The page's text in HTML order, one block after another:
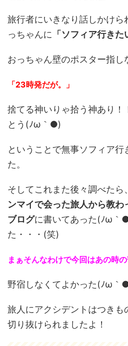
旅行者にいきなり話しかけら
っちゃんに 「ソフィア行きた
おっちゃん壁のポスター指し
「23時発だが。」
捨てる神いりゃ拾う神あり
とう(ﾉω｀●)
ということで無事ソフィア行
た。
そしてこれまた後々調べたら、
ンマイで会った旅人から教
ブログに書いてあった(ﾉω
た・・・(笑)
まぁそんなわけで今回はあの時
野宿しなくてよかった(ﾉω｀
旅人にアクシデントはつきも
切り抜けられましたよ！